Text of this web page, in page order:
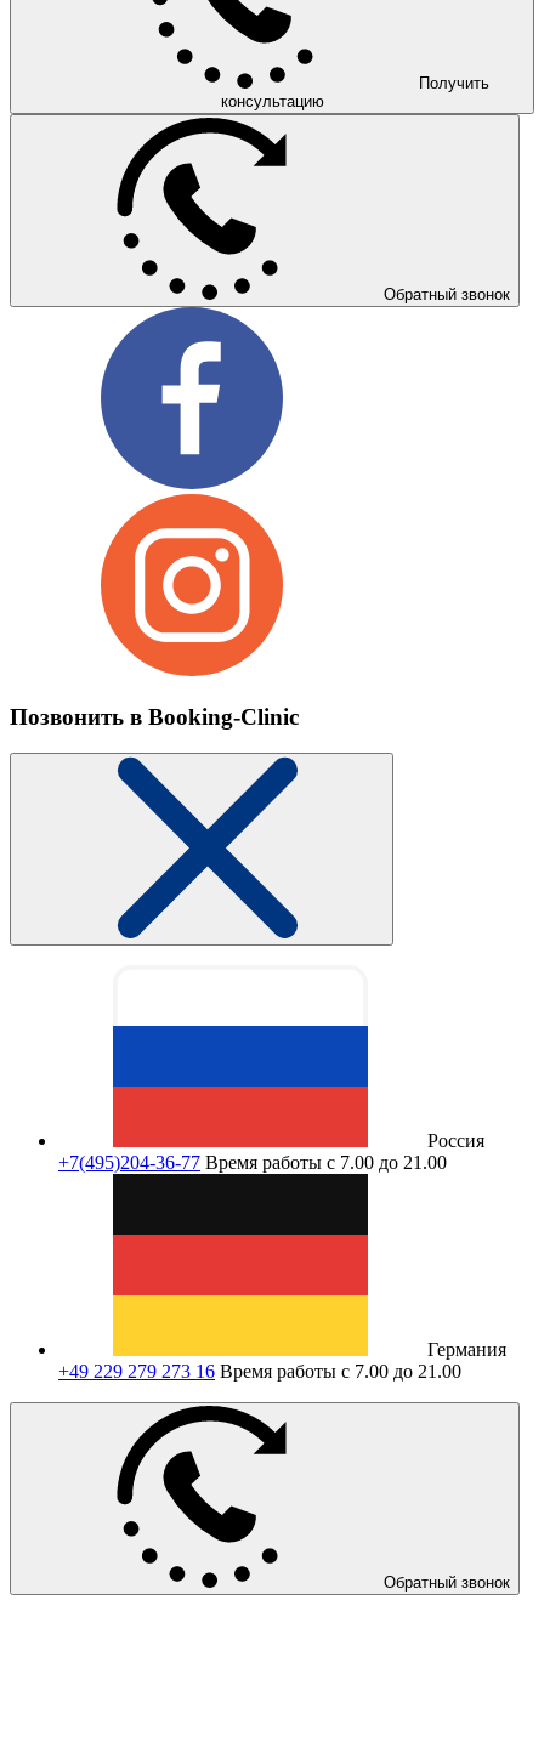
Получить
консультацию
Обратный звонок
Позвонить в Booking-Clinic
Россия
+7(495)204-36-77 Время работы с 7.00 до 21.00
Германия
+49 229 279 273 16 Время работы с 7.00 до 21.00
Обратный звонок